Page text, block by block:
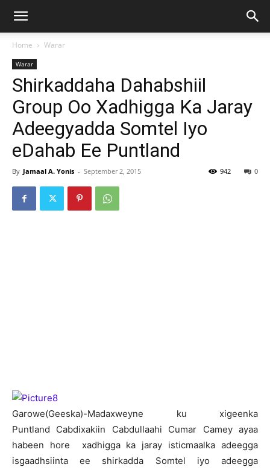
Home Warar
Warar
Shirkaddaha Dahabshiil
Group Oo Xadhigga Ka Jaray
Adeegyadda Somtel Iyo
eDahab Ee Puntland
By Jamaal A. Yonis - September 2, 2015 0
942
Garowe(Geeska)-Madaxweyne ku xigeenka
Puntland Cabdixakiin Cabdullaahi Cumar Camey ayaa
habeen hore xadhigga ka jaray isticmaalka adeegga
isgaadhsiinta ee shirkadda Somtel iyo adeegga